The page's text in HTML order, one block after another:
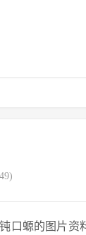
口螈的图片资